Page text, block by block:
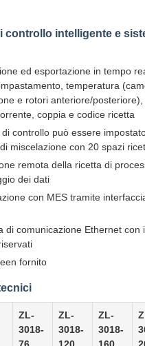
controllo intelligente e
ed esportazione in tempo
temperatura
e rotori anteriore/
coppia e codice ricetta
di controllo può essere
miscelazione con 20 spazi
remota della ricetta di
dei dati
con MES tramite
di comunicazione Ethernet con
fornito
ZL-
3018-
ZL-
3018-
ZL-
3018-